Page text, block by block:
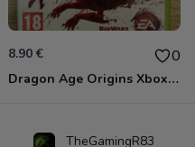
8.90 € 0
Dragon Age Origins Xbox 360
TheGamingR83